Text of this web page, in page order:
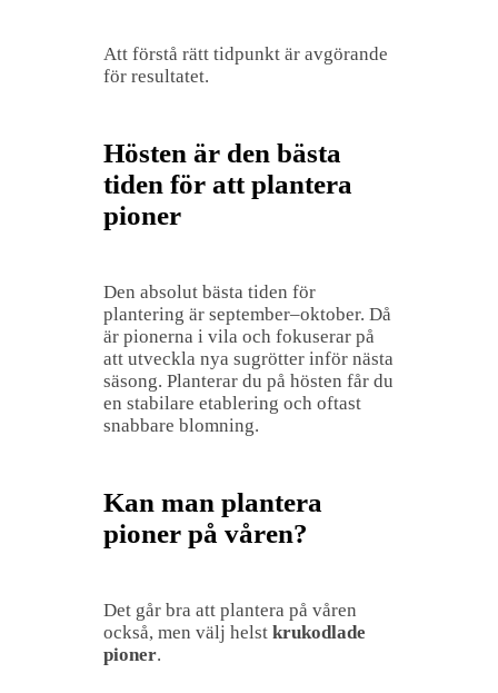
Att förstå rätt tidpunkt är avgörande
för resultatet.
Hösten är den bästa
tiden för att plantera
pioner
Den absolut bästa tiden för
plantering är september–oktober. Då
är pionerna i vila och fokuserar på
att utveckla nya sugrötter inför nästa
säsong. Planterar du på hösten får du
en stabilare etablering och oftast
snabbare blomning.
Kan man plantera
pioner på våren?
Det går bra att plantera på våren
också, men välj helst krukodlade
pioner.